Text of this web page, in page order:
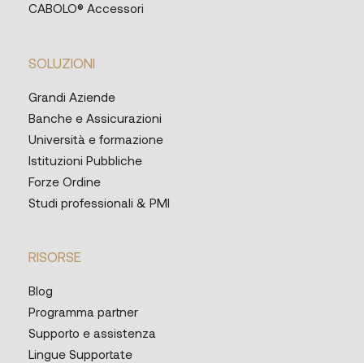
CABOLO® Accessori
SOLUZIONI
Grandi Aziende
Banche e Assicurazioni
Università e formazione
Istituzioni Pubbliche
Forze Ordine
Studi professionali & PMI
RISORSE
Blog
Programma partner
Supporto e assistenza
Lingue Supportate